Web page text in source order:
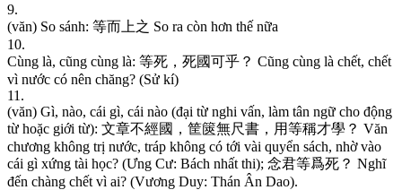
9.
(văn) So sánh: 等而 上之 So ra còn hơn thế nữa
10.
Cùng là, cũng cùng là: 等死 ， 死國可乎 ？ Cũng cùng là chết, chết
vì nước có nên chăng? (Sử kí)
11 .
(văn) Gì, nào, cái gì, cái nào (đại từ nghi vấn, làm tân ngữ cho động
từ hoặc giới từ): 文章不經國 ， 筐篋無尺書 ， 用等稱才學 ？ Văn
chương không trị nước, tráp không có tới vài quyển sách, nhờ vào
cái gì xứng tài học? (Ưng Cư: Bách nhất thi); 念君等爲死 ？ Nghĩ
đến chàng chết vì ai? (Vương Duy: Thán Ân Dao).